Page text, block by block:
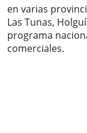
en varias
Las Tunas,
programa
comerciales.